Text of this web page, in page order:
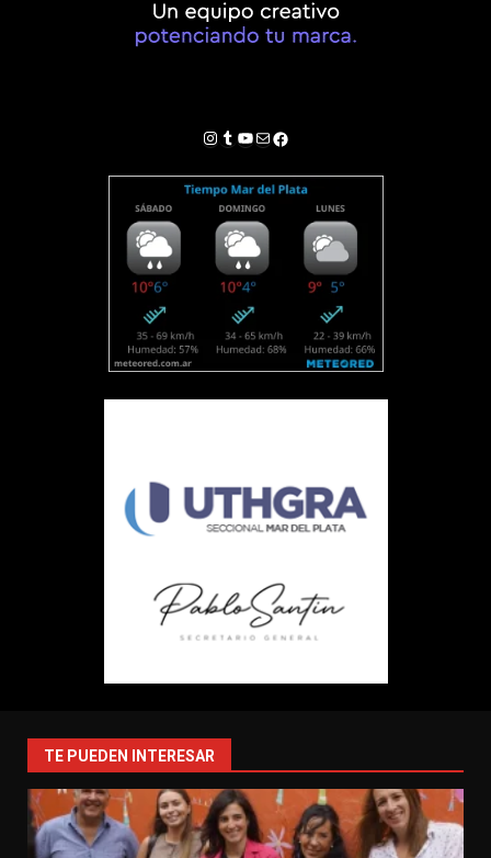
Instagram
Tumblr
YouTube
Correo electrónico
Facebook
TE PUEDEN INTERESAR